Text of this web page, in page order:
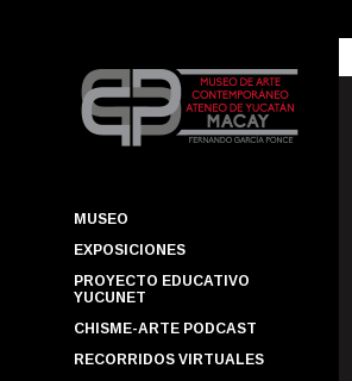
MUSEO
EXPOSICIONES
PROYECTO EDUCATIVO
YUCUNET
CHISME-ARTE PODCAST
RECORRIDOS VIRTUALES